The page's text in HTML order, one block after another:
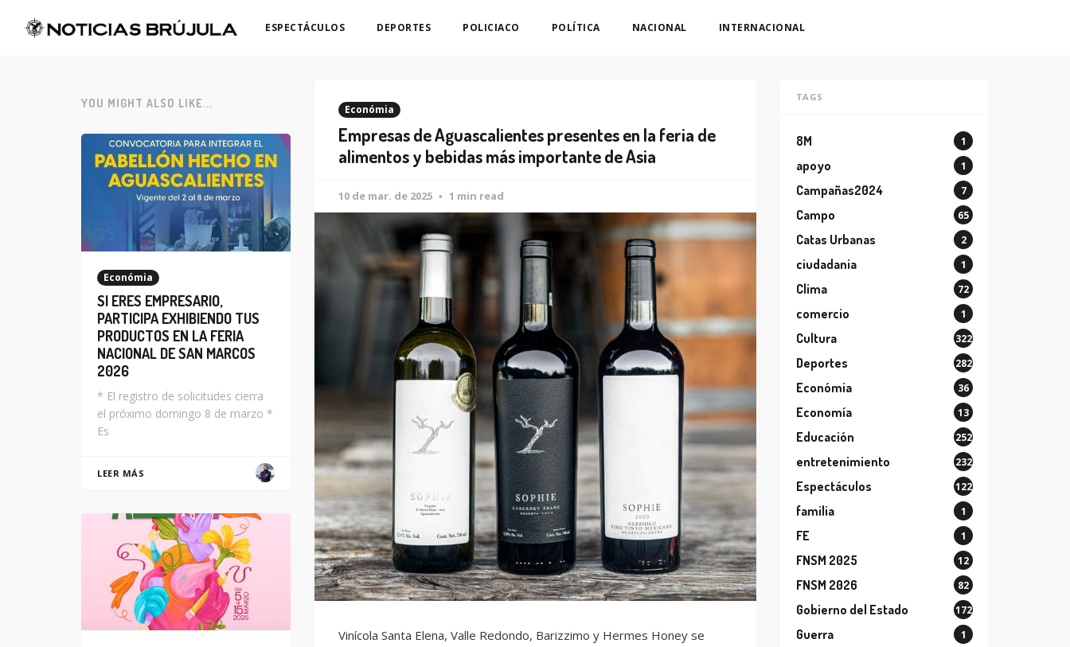
ESPECTÁCULOS DEPORTES POLICIACO POLÍTICA NACIONAL INTERNACIONAL
Económia
Empresas de Aguascalientes presentes en la feria de
alimentos y bebidas más importante de Asia
10 de mar. de 2025 1 min read
Vinícola Santa Elena, Valle Redondo, Barizzimo y Hermes Honey se
YOU MIGHT ALSO LIKE...
Económia
SI ERES EMPRESARIO,
PARTICIPA EXHIBIENDO TUS
PRODUCTOS EN LA FERIA
NACIONAL DE SAN MARCOS
2026
* El registro de solicitudes cierra
el próximo domingo 8 de marzo *
Es
LEER MÁS
TAGS
8M 1
apoyo 1
Campañas2024 7
Campo 65
Catas Urbanas 2
ciudadania 1
Clima 72
comercio 1
Cultura 322
Deportes 282
Económia 36
Economía 13
Educación 252
entretenimiento 232
Espectáculos 122
familia 1
FE 1
FNSM 2025 12
FNSM 2026 82
Gobierno del Estado 172
Guerra 1